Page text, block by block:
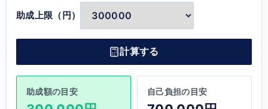
助成上限（円）
計算する
助成額の目安 自己負担の目安